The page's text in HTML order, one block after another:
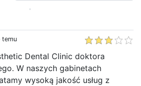
temu
Dental Clinic doktora
W naszych gabinetach
wysoką jakość usług z